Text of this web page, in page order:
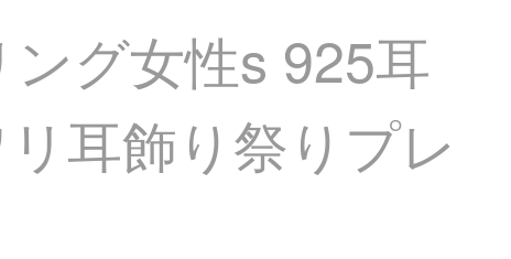
グ女性s 925耳
耳飾り祭りプレ